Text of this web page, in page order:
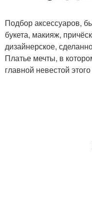
Подбор аксессуаров,
букета, макияж,
дизайнерское,
Платье мечты, в
главной невестой